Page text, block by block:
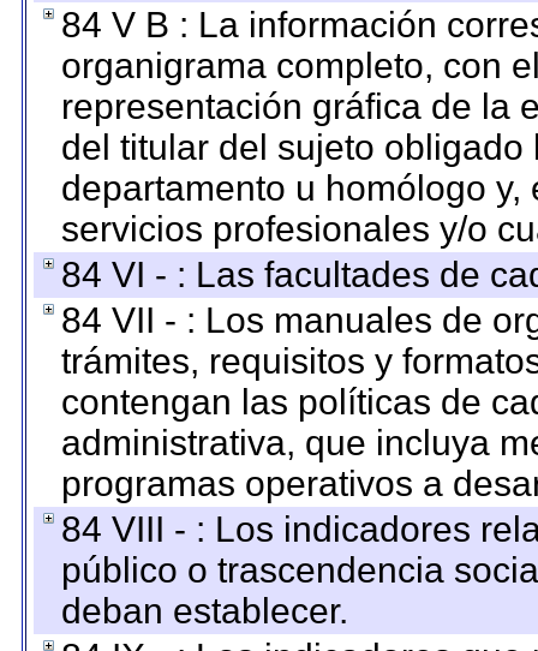
84 V B : La información
organigrama completo, con
representación gráfica de la
del titular del sujeto
departamento u homólogo
servicios profesionales y/o
84 VI - : Las facultades de
84 VII - : Los manuales de
trámites, requisitos y
contengan las políticas de
administrativa, que incluya
programas operativos a
84 VIII - : Los indicadores
público o trascendencia
deban establecer.